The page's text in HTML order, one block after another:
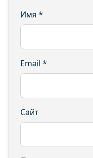
Имя *
Email *
Сайт